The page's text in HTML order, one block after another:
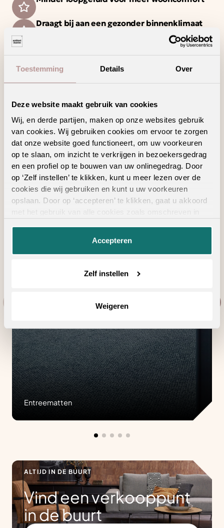
Toestemming Details Over
Deze website maakt gebruik van cookies
Wij, en derde partijen, maken op onze websites gebruik
van cookies. Wij gebruiken cookies om ervoor te zorgen
dat onze website goed functioneert, om uw voorkeuren
op te slaan, om inzicht te verkrijgen in bezoekersgedrag
en een profiel op te bouwen van uw onlinegedrag. Door
op ‘Zelf instellen’ te klikken, kunt u meer lezen over de
cookies die wij gebruiken en kunt u uw voorkeuren
opslaan. Door op ‘accepteren’ te klikken, gaat u akkoord
Accepteren
Zelf instellen
Weigeren
Draagt bij aan een gezonder binnenklimaat
Laagpolig tapijt met een strakke en moderne
uitstraling
Ook verkrijgbaar als complete traprenovatie
Geschikte
vloertoebehoren
Entreematten
ALTIJD IN DE BUURT
Vind een verkooppunt
in de buurt